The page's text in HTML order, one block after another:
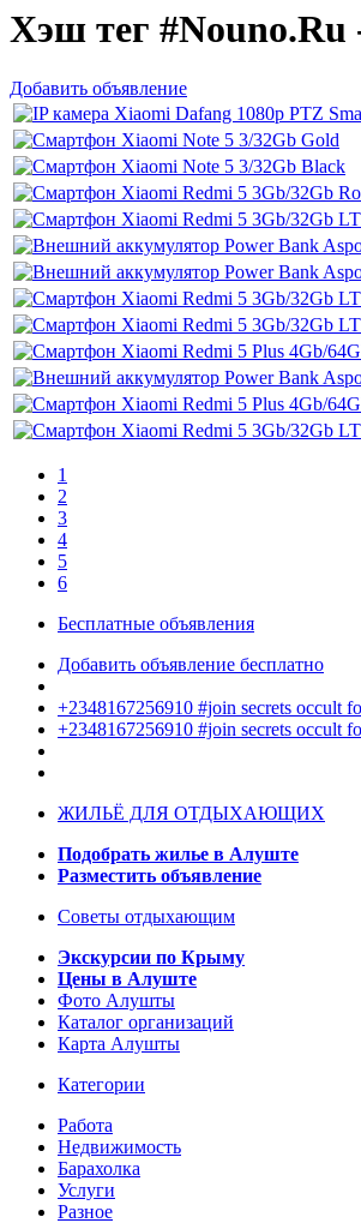
Хэш тег
Добавить объявление
1
2
3
4
5
6
Бесплатные объявления
Добавить объявление бесплатно
+2348167256910 #join secrets occult
+2348167256910 #join secrets occult
ЖИЛЬЁ ДЛЯ ОТДЫХАЮЩИХ
Подобрать жилье в Алуште
Разместить объявление
Советы отдыхающим
Экскурсии по Крыму
Цены в Алуште
Фото Алушты
Каталог организаций
Карта Алушты
Категории
Работа
Недвижимость
Барахолка
Услуги
Разное